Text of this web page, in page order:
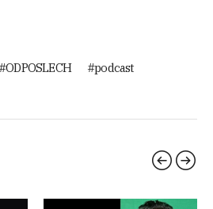
ODPOSLECH
podcast